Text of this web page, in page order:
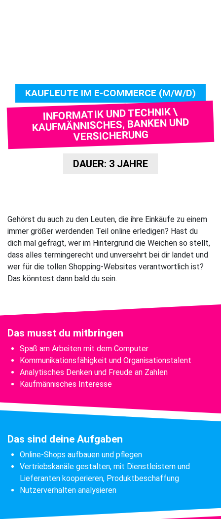
KAUFLEUTE IM E-COMMERCE (M/W/D)
INFORMATIK UND TECHNIK \
KAUFMÄNNISCHES, BANKEN UND
VERSICHERUNG
DAUER: 3 JAHRE
Gehörst du auch zu den Leuten, die ihre Einkäufe zu einem
immer größer werdenden Teil online erledigen? Hast du
dich mal gefragt, wer im Hintergrund die Weichen so stellt,
dass alles termingerecht und unversehrt bei dir landet und
wer für die tollen Shopping-Websites verantwortlich ist?
Das könntest dann bald du sein.
Das musst du mitbringen
Spaß am Arbeiten mit dem Computer
Kommunikationsfähigkeit und Organisationstalent
Analytisches Denken und Freude an Zahlen
Kaufmännisches Interesse
Das sind deine Aufgaben
Online-Shops aufbauen und pflegen
Vertriebskanäle gestalten, mit Dienstleistern und
Lieferanten kooperieren, Produktbeschaffung
Nutzerverhalten analysieren